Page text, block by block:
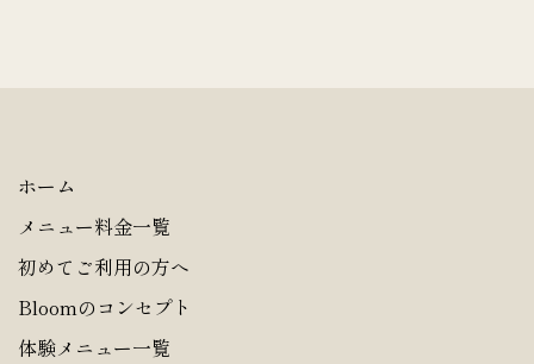
ホーム
メニュー料金一覧
初めてご利用の方へ
Bloomのコンセプト
体験メニュー一覧